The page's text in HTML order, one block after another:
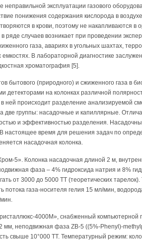
неправильной эксплуатации газового
понижения содержания кислорода в
в крови, поэтому не накапливаются в
ряде случаев возникает при проведении
газа, авариях в угольных шахтах,
В лабораторной диагностике
хроматография [5].
бытового (природного) и сжиженного газа в
детекторами на колонках различной
ней происходит разделение анализируемой
две группы: насадочные и капиллярные.
и эффективностью разделения.
настоящее время для решения задач по
насадочная колонка.
5». Колонка насадочная длиной 2 м,
фаза – 4% гидроксида натрия и 8%
от 3000 до 5000 ТТ (теоретических
потока газа-носителя гелия 15 мл/мин,
4000М», снабженный компьютерной
мм, неподвижная фаза ZB-5 ((5%-Phenyl)-
свыше 10°000 ТТ. Температурный режим: